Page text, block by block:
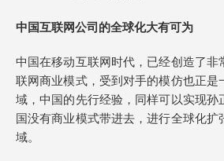
中国互联网公司的全球化大有可为
中国在移动互联网时代，已经创造了非
联网商业模式，受到对手的模仿也正是
域，中国的先行经验，同样可以实现孙
国没有商业模式带进去，进行全球化扩
域。